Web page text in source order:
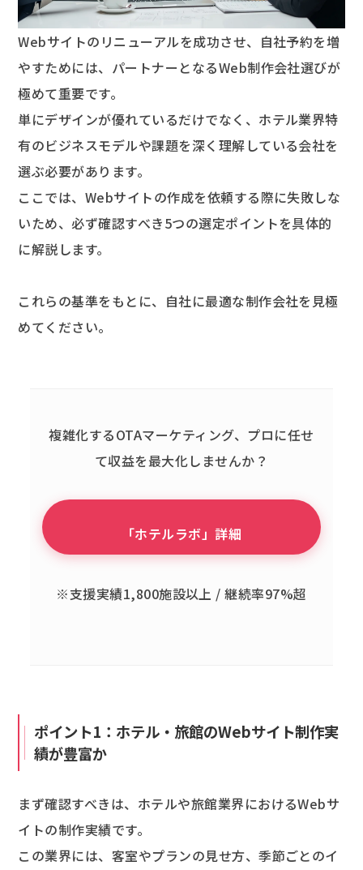
Webサイトのリニューアルを成功させ、自社予約を増
やすためには、パートナーとなるWeb制作会社選びが
極めて重要です。
単にデザインが優れているだけでなく、ホテル業界特
有のビジネスモデルや課題を深く理解している会社を
選ぶ必要があります。
ここでは、Webサイトの作成を依頼する際に失敗しな
いため、必ず確認すべき5つの選定ポイントを具体的
に解説します。
これらの基準をもとに、自社に最適な制作会社を見極
めてください。
複雑化するOTAマーケティング、 プロに任せ
て収益を最大化しませんか？
「ホテルラボ」詳細
※支援実績1,800施設以上 / 継続率97%超
ポイント1：ホテル・旅館のWebサイト制作実
績が豊富か
まず確認すべきは、ホテルや旅館業界におけるWebサ
イトの制作実績です。
この業界には、客室やプランの見せ方、季節ごとのイ